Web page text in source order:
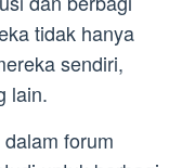
tidak hanya
sendiri,
lain.
forum